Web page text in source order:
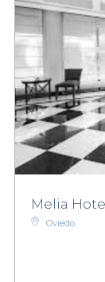
Melia
Oviedo